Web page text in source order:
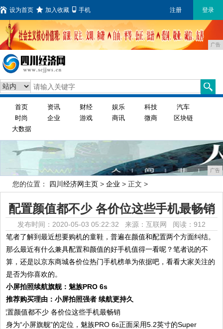
设为首页 加入收藏 手机 注册 登录
广告
首页 资讯 财经 娱乐 科技
汽车
时尚
企业 游戏 商讯 微商
区块链
大数据
广告
您的位置： 四川经济网主页 > 企业 > 正文 >
配置颜值都不少 各价位这些手机最畅销
发布时间：2020-05-03 05:22:32 来源：互联网 阅读：912
笔者了解到最近想要购机的童鞋，普遍在颜值和配置两个方面纠结。
那么最近有什么兼具配置和颜值的好手机值得一看呢？笔者说的不
算，还是以京东商城各价位热门手机榜单为依据吧，看看大家关注的
是否为你喜欢的。
小屏拍照续航旗舰：魅族PRO 6s
推荐购买理由：小屏拍照强者 续航更持久
身为“小屏旗舰”的定位，魅族PRO 6s正面采用5.2英寸的Super